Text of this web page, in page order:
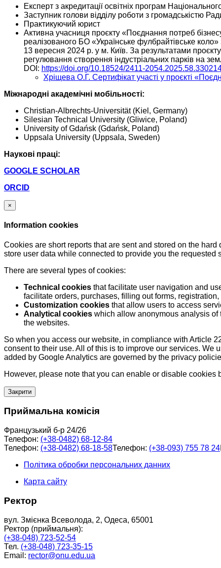
Експерт з акредитації освітніх програм
Заступник голови відділу роботи з громадськістю
Практикуючий юрист
Активна учасниця проєкту «Поєднання потреб
реалізованого БО «Українське фулбрайтівське
13 вересня 2024 р. у м. Київ. За результатами
регулювання створення індустріальних парків на
DOI: https://doi.org/10.18524/2411-
Хріщева О.Г. Сертифікат участі у проєкті
Міжнародні академічні мобільності:
Christian-Albrechts-Universität (Kiel, Germany)
Silesian Technical University (Gliwice, Poland)
University of Gdańsk (Gdańsk, Poland)
Uppsala University (Uppsala, Sweden)
Наукові праці:
GOOGLE SCHOLAR
ORCID
×
Information cookies
Cookies are short reports that are sent and stored on the
store user data while connected to provide you the
There are several types of cookies:
Technical cookies that facilitate user navigation and
facilitate orders, purchases, filling out forms,
Customization cookies that allow users to access
Analytical cookies which allow anonymous analysis
the websites.
So when you access our website, in compliance with Article
consent to their use. All of this is to improve our services.
added by Google Analytics are governed by the privacy
However, please note that you can enable or disable cookies
Закрити
Приймальна комісія
Французький б-р 24/26
Телефон: (+38-0482) 68-12-84
Телефон: (+38-0482) 68-18-58Телефон: (+38-093) 755 78 24
Політика обробки персональних данних
Карта сайту
Ректор
вул. Змієнка Всеволода, 2, Одеса, 65001
Ректор (приймальня):
(+38-048) 723-52-54
Тел. (+38-048) 723-35-15
Email: rector@onu.edu.ua